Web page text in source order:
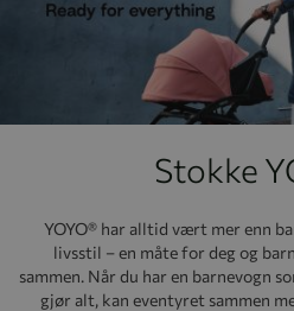
Stokke
YOYO® har alltid vært mer enn
livsstil – en måte for deg og
sammen. Når du har en barnevogn
gjør alt, kan eventyret sammen